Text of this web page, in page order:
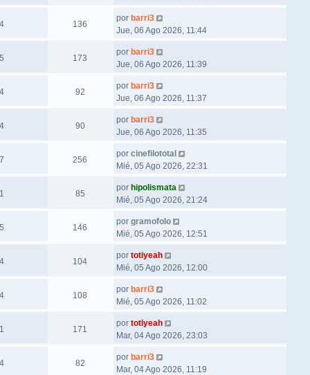
4 136
por barri3
Jue, 06 Ago 2026, 11:44
5 173
por barri3
Jue, 06 Ago 2026, 11:39
4 92
por barri3
Jue, 06 Ago 2026, 11:37
4 90
por barri3
Jue, 06 Ago 2026, 11:35
7 256
por cinefilototal
Mié, 05 Ago 2026, 22:31
1 85
por hipolismata
Mié, 05 Ago 2026, 21:24
5 146
por gramofolo
Mié, 05 Ago 2026, 12:51
4 104
por totiyeah
Mié, 05 Ago 2026, 12:00
4 108
por barri3
Mié, 05 Ago 2026, 11:02
1 171
por totiyeah
Mar, 04 Ago 2026, 23:03
4 82
por barri3
Mar, 04 Ago 2026, 11:19